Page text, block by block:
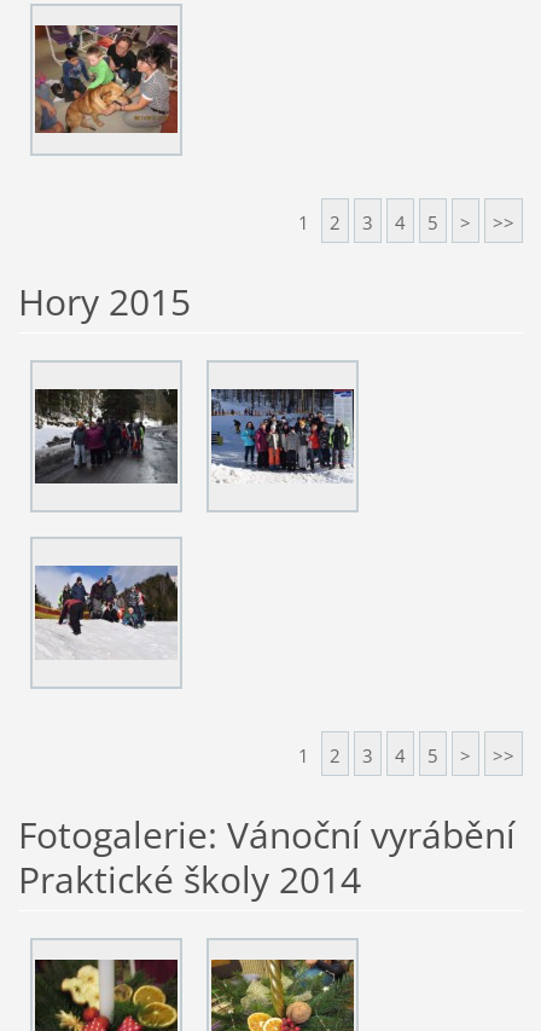
1 2 3 4 5 > >>
Hory 2015
1 2 3 4 5 > >>
Fotogalerie: Vánoční vyrábění
Praktické školy 2014